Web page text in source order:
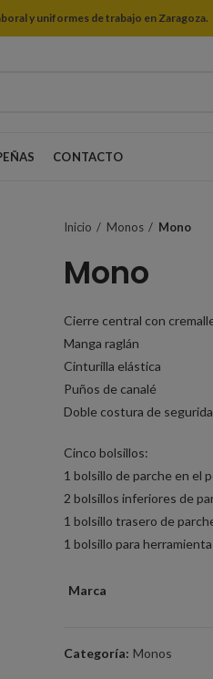
y uniformes de trabajo en Zaragoza.
CONTACTO
Inicio Monos Mono
Mono
Cierre central con
Manga raglán
Cinturilla elástica
Puños de canalé
Doble costura de
Cinco bolsillos:
1 bolsillo de parche en el
2 bolsillos inferiores de
1 bolsillo trasero de
1 bolsillo para
Marca
Categoría: Monos